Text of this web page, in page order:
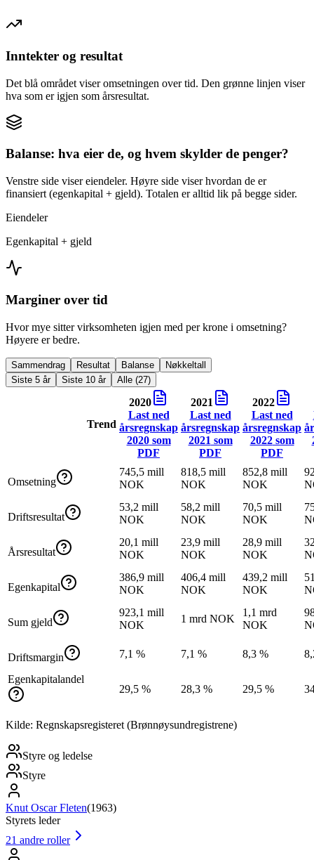
Inntekter og resultat
Det blå området viser omsetningen over tid. Den grønne linjen viser
hva som er igjen som årsresultat.
Balanse: hva eier de, og hvem skylder de penger?
Venstre side viser eiendeler. Høyre side viser hvordan de er
finansiert (egenkapital + gjeld). Totalen er alltid lik på begge sider.
Eiendeler
Egenkapital + gjeld
Marginer over tid
Hvor mye sitter virksomheten igjen med per krone i omsetning?
Høyere er bedre.
Sammendrag Resultat Balanse
Nøkkeltall
Siste 5 år
Siste 10 år Alle (27)
Trend
2020
Last ned
årsregnskap
2020som
PDF
2021
Last ned
årsregnskap
2021 som
PDF
2022
Last ned
årsregnskap
2022som
PDF
Omsetning
745,5 mill
NOK
818,5 mill
NOK
852,8 mill
NOK
Driftsresultat
53,2 mill
NOK
58,2 mill
NOK
70,5 mill
NOK
Årsresultat
20,1 mill
NOK
23,9 mill
NOK
28,9 mill
NOK
Egenkapital
386,9 mill
NOK
406,4 mill
NOK
439,2 mill
NOK
Sum gjeld
923,1 mill
NOK
1 mrd NOK
1,1 mrd
NOK
Driftsmargin 7,1 % 7,1 % 8,3 %
Egenkapitalandel
29,5 %
28,3 % 29,5 %
Kilde: Regnskapsregisteret (Brønnøysundregistrene)
Styre og ledelse
Styre
Knut Oscar Fleten(1963)
Styrets leder
21 andre roller